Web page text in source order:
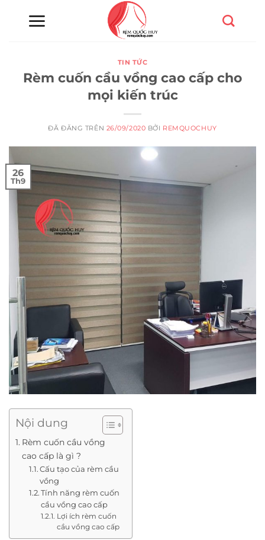
TIN TỨC
Rèm cuốn cầu vồng cao cấp cho
mọi kiến trúc
ĐÃ ĐĂNG TRÊN 26/09/2020 BỞI REMQUOCHUY
26
Th9
Nội dung
Rèm cuốn cầu vồng
cao cấp là gì ?
Cấu tạo của rèm cầu
vồng
Tính năng rèm cuốn
cầu vồng cao cấp
Lợi ích rèm cuốn
cầu vồng cao cấp